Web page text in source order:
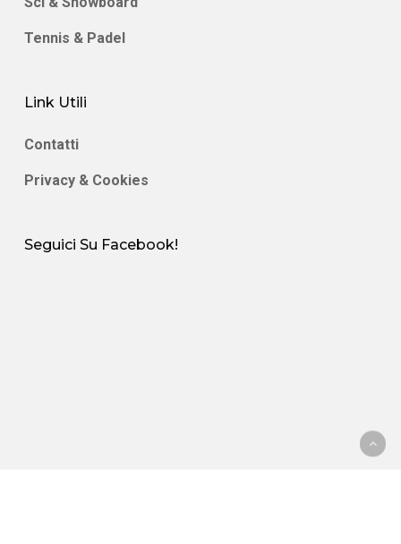
Tennis & Padel
Link Utili
Contatti
Privacy & Cookies
Seguici Su Facebook!